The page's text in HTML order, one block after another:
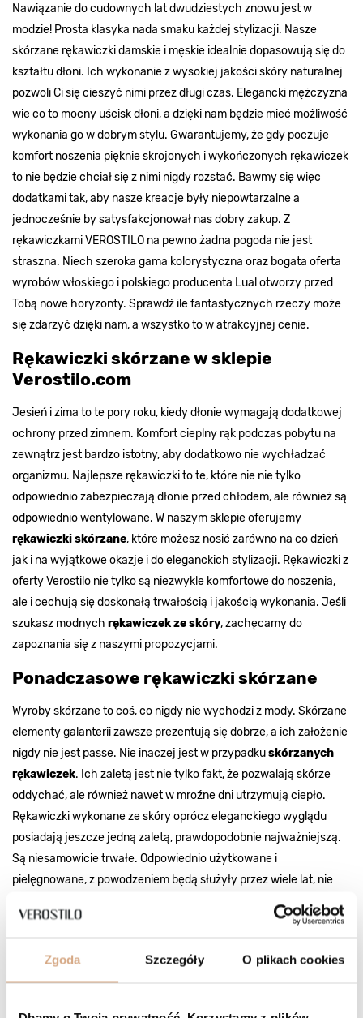
Zgoda Szczegóły O plikach cookies
Nawiązanie do cudownych lat dwudziestych znowu jest w
modzie! Prosta klasyka nada smaku każdej stylizacji. Nasze
skórzane rękawiczki damskie i męskie idealnie dopasowują się do
kształtu dłoni. Ich wykonanie z wysokiej jakości skóry naturalnej
pozwoli Ci się cieszyć nimi przez długi czas. Elegancki mężczyzna
wie co to mocny uścisk dłoni, a dzięki nam będzie mieć możliwość
wykonania go w dobrym stylu. Gwarantujemy, że gdy poczuje
komfort noszenia pięknie skrojonych i wykończonych rękawiczek
to nie będzie chciał się z nimi nigdy rozstać. Bawmy się więc
dodatkami tak, aby nasze kreacje były niepowtarzalne a
jednocześnie by satysfakcjonował nas dobry zakup. Z
rękawiczkami VEROSTILO na pewno żadna pogoda nie jest
straszna. Niech szeroka gama kolorystyczna oraz bogata oferta
wyrobów włoskiego i polskiego producenta Lual otworzy przed
Tobą nowe horyzonty. Sprawdź ile fantastycznych rzeczy może
się zdarzyć dzięki nam, a wszystko to w atrakcyjnej cenie.
Rękawiczki skórzane w sklepie
Verostilo.com
Jesień i zima to te pory roku, kiedy dłonie wymagają dodatkowej
ochrony przed zimnem. Komfort cieplny rąk podczas pobytu na
zewnątrz jest bardzo istotny, aby dodatkowo nie wychładzać
organizmu. Najlepsze rękawiczki to te, które nie nie tylko
odpowiednio zabezpieczają dłonie przed chłodem, ale również są
odpowiednio wentylowane. W naszym sklepie oferujemy
rękawiczki skórzane, które możesz nosić zarówno na co dzień
jak i na wyjątkowe okazje i do eleganckich stylizacji. Rękawiczki z
oferty Verostilo nie tylko są niezwykle komfortowe do noszenia,
ale i cechują się doskonałą trwałością i jakością wykonania. Jeśli
szukasz modnych rękawiczek ze skóry, zachęcamy do
zapoznania się z naszymi propozycjami.
Ponadczasowe rękawiczki skórzane
Wyroby skórzane to coś, co nigdy nie wychodzi z mody. Skórzane
elementy galanterii zawsze prezentują się dobrze, a ich założenie
nigdy nie jest passe. Nie inaczej jest w przypadkuskórzanych
rękawiczek. Ich zaletą jest nie tylko fakt, że pozwalają skórze
oddychać, ale również nawet w mroźne dni utrzymują ciepło.
Rękawiczki wykonane ze skóry oprócz eleganckiego wyglądu
posiadają jeszcze jedną zaletą, prawdopodobnie najważniejszą.
Są niesamowicie trwałe. Odpowiednio użytkowane i
pielęgnowane, z powodzeniem będą służyły przez wiele lat, nie
tracąc swoich właściwości oraz na atrakcyjności wizualnej.
Warto przy zakupie zwrócić uwagę na jakość skóry oraz
dłużej będzie można nosić. Sklep Verostilo oferujerękawiczki
skórzane damskie nieocieplane